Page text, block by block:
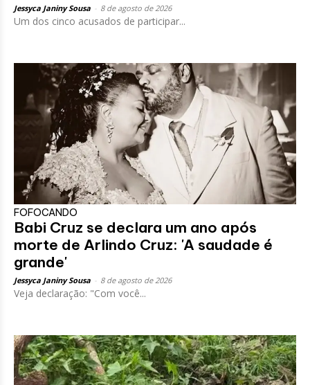
Jessyca Janiny Sousa 8 de agosto de 2026
Um dos cinco acusados de participar...
FOFOCANDO
Babi Cruz se declara um ano após
morte de Arlindo Cruz: 'A saudade é
grande'
Jessyca Janiny Sousa 8 de agosto de 2026
Veja declaração: "Com você...